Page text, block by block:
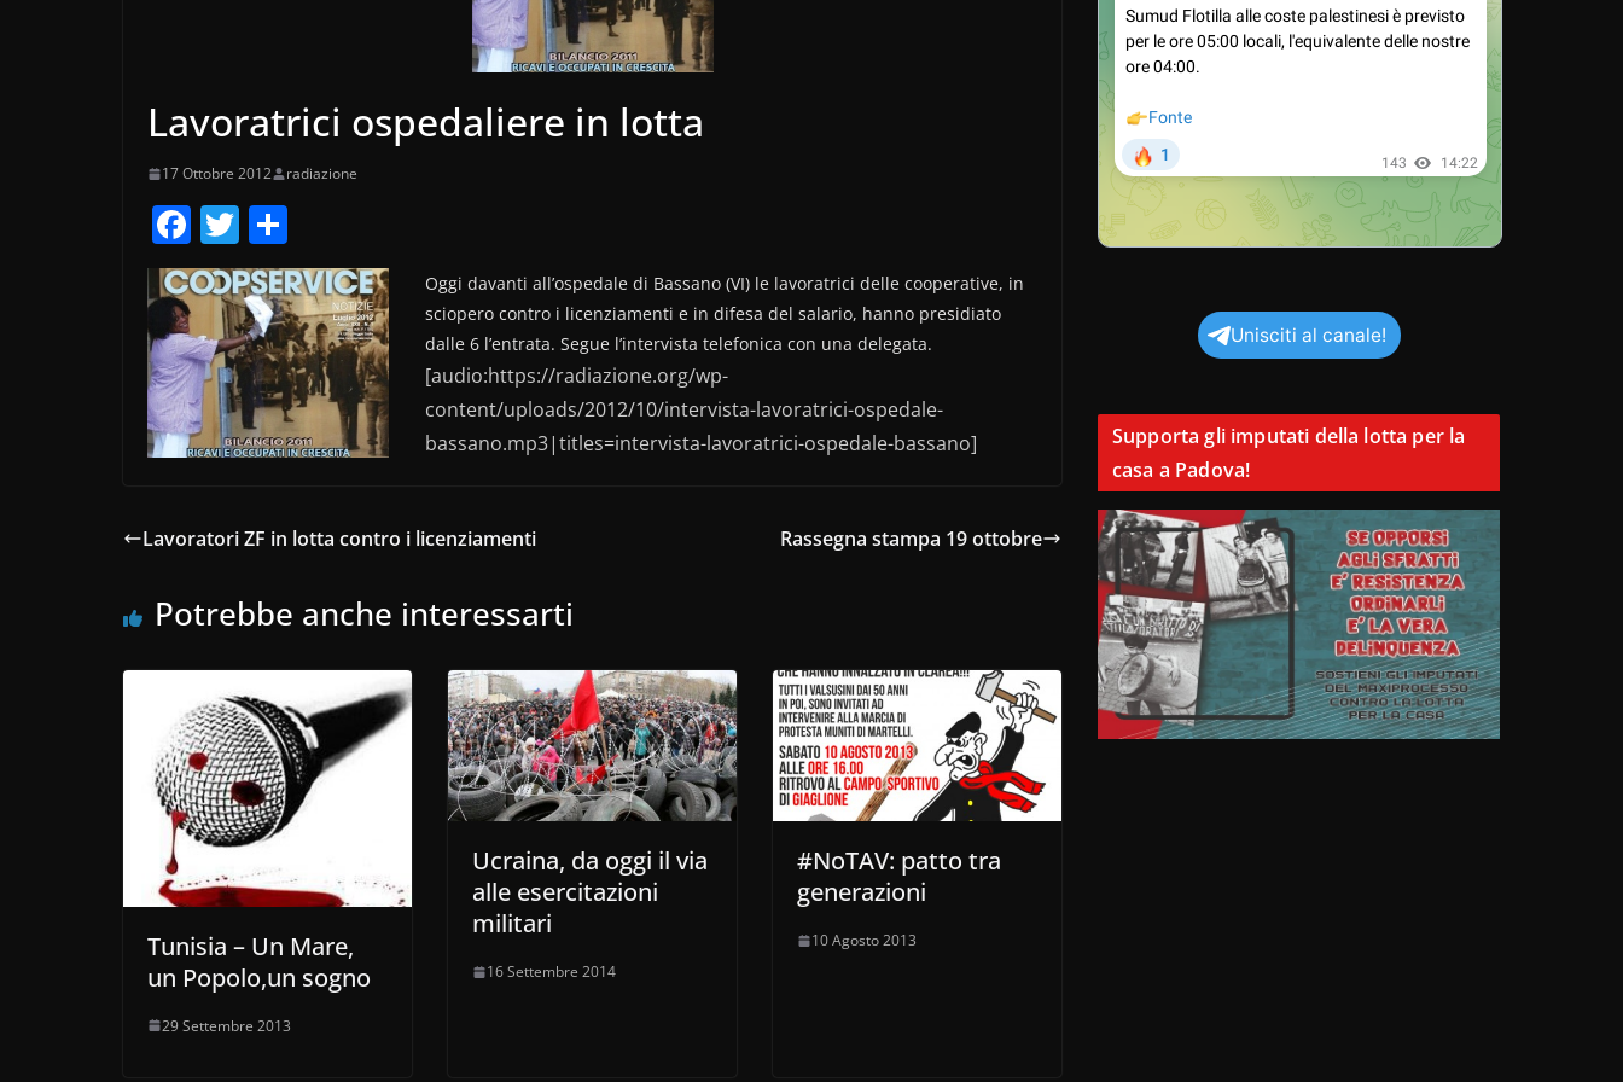
Lavoratrici ospedaliere in lotta
17 Ottobre 2012 radiazione
F
a
c
e
b
o
o
T
w
itt
er
o
n
di
vi
di
Oggi davanti all’ospedale di Bassano (VI) le lavoratrici delle cooperative, in
sciopero contro i licenziamenti e in difesa del salario, hanno presidiato
dalle 6 l’entrata. Segue l’intervista telefonica con una delegata.
[audio:https://radiazione.org/wp-
content/uploads/2012/10/intervista-lavoratrici-ospedale-
bassano.mp3|titles=intervista-lavoratrici-ospedale-bassano]
Lavoratori ZF in lotta contro i licenziamenti Rassegna stampa 19 ottobre
Potrebbe anche interessarti
Tunisia – Un Mare,
un Popolo,un sogno
29 Settembre 2013
Ucraina, da oggi il via
alle esercitazioni
militari
16 Settembre 2014
#NoTAV: patto tra
generazioni
10 Agosto 2013
Unisciti al canale!
Supporta gli imputati della lotta per la
casa a Padova!